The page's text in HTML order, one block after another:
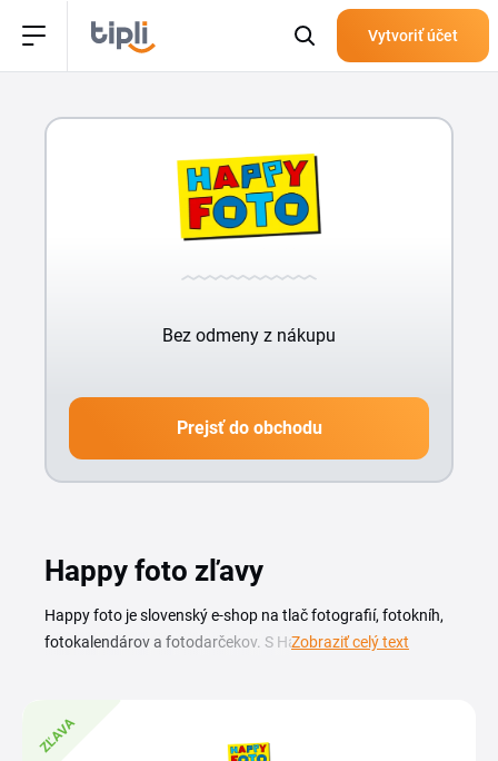
Vytvoriť účet
Bez odmeny z nákupu
Prejsť do obchodu
Happy foto zľavy
Happy foto je slovenský e-shop na tlač fotografií, fotokníh,
fotokalendárov a fotodarčekov. S Happy foto zľavovým
cenu. Aktuálne zľavy, kupóny a akcie pridávame na túto
stránku priebežne, od sezónnych ponúk na fotoknihy až po
Zobraziť celý text
ZĽAVA